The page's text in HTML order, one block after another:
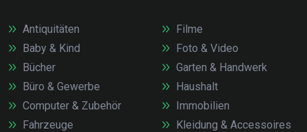
Antiquitäten
Baby & Kind
Bücher
Büro & Gewerbe
Computer & Zubehör
Fahrzeuge
Filme
Foto & Video
Garten & Handwerk
Haushalt
Immobilien
Kleidung & Accessoires